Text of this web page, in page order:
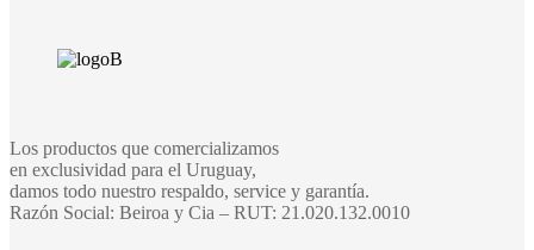
Los productos que comercializamos
en exclusividad para el Uruguay,
damos todo nuestro respaldo, service y garantía.
Razón Social: Beiroa y Cia – RUT: 21.020.132.0010